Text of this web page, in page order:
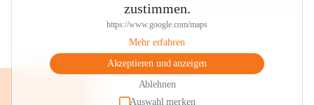
zustimmen.
https://www.google.com/maps
Mehr erfahren
Akzeptieren und anzeigen
Ablehnen
Auswahl merken